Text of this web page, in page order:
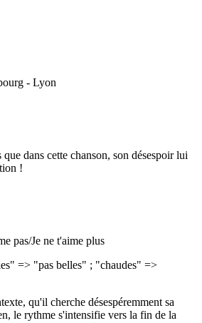
- Lyon
dans cette chanson, son désespoir lui
!
pas/Je ne t'aime plus
=> "pas belles" ; "chaudes" =>
qu'il cherche désespéremment sa
le rythme s'intensifie vers la fin de la